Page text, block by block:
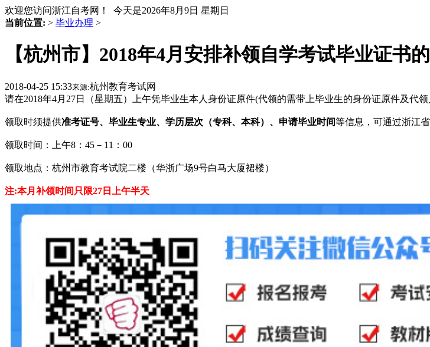
欢迎您访问浙江自考网！ 今天是2026年8月9日 星期日
当前位置: > 毕业办理 >
【杭州市】2018年4月安排补领自学考试毕业证书
2018-04-25 15:33来源:杭州教育考试网
请在2018年4月27日（星期五）上午凭毕业生本人身份证原件(代领的需带上毕业生的身份证原件及代
领取时须提供准考证号、毕业生专业、学历层次（专科、本科）、申请毕业时间等信息，可通过浙江
领取时间：上午8：45－11：00
领取地点：杭州市教育考试院二楼（华浙广场9号白马大厦裙楼）
注:本月补领时间只限27日上午半天